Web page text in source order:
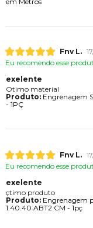
Fnv L.
Eu recomendo esse
exelente
Otimo material
Produto:Engrenagem
- 1PÇ
Fnv L.
Eu recomendo esse
exelente
çtimo produto
Produto:Engrenagem
1.40.40 ABT2 CM - 1pç